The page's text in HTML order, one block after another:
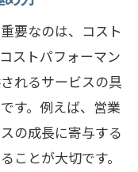
要なのは、コスト
ストパフォーマン
れるサービスの具
す。例えば、営業
の成長に寄与する
ことが大切です。